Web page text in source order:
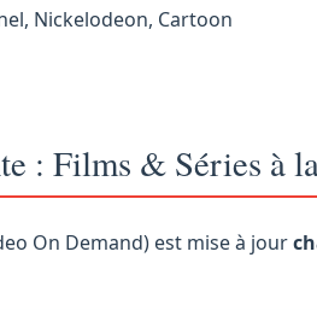
Nickelodeon, Cartoon
: Films & Séries à
On Demand) est mise à jour